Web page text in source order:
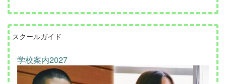
スクールガイド
学校案内2027